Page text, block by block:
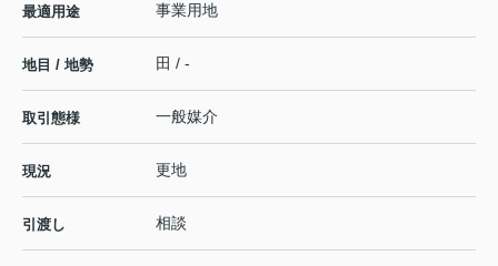
最適用途 事業用地
地目 / 地勢 田 / -
取引態様 一般媒介
現況 更地
引渡し 相談